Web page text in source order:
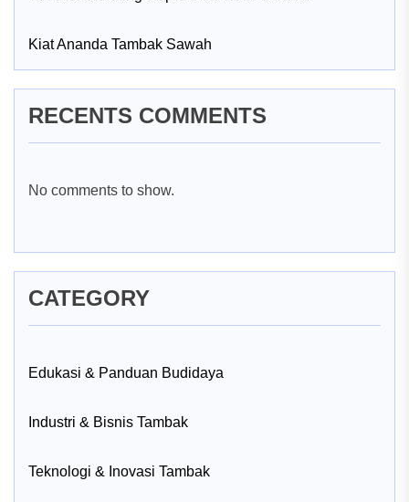
Kiat Ananda Tambak Sawah
RECENTS COMMENTS
No comments to show.
CATEGORY
Edukasi & Panduan Budidaya
Industri & Bisnis Tambak
Teknologi & Inovasi Tambak